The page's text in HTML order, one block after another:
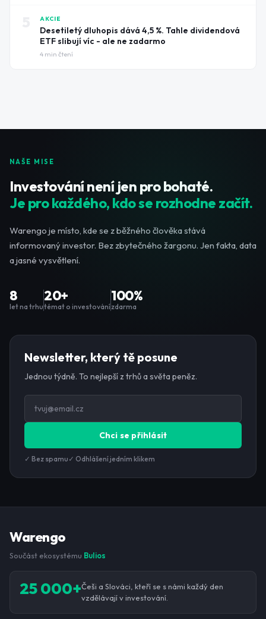
AKCIE
Desetiletý dluhopis dává 4,5 %. Tahle dividendová
ETF slibují víc - ale ne zadarmo
4 min čtení
NAŠE MISE
Investování není jen pro bohaté.
Je pro každého, kdo se rozhodne začít.
Warengo je místo, kde se z běžného člověka stává
informovaný investor. Bez zbytečného žargonu. Jen fakta, data
a jasné vysvětlení.
8
let na trhu
20+
témat o investování
100%
zdarma
Newsletter, který tě posune
Jednou týdně. To nejlepší z trhů a světa peněz.
Chci se přihlásit
✓ Bez spamu ✓ Odhlášení jedním klikem
Warengo
Součást ekosystému Bulios
25 000+Češi a Slováci, kteří se s námi každý den
vzdělávají v investování.